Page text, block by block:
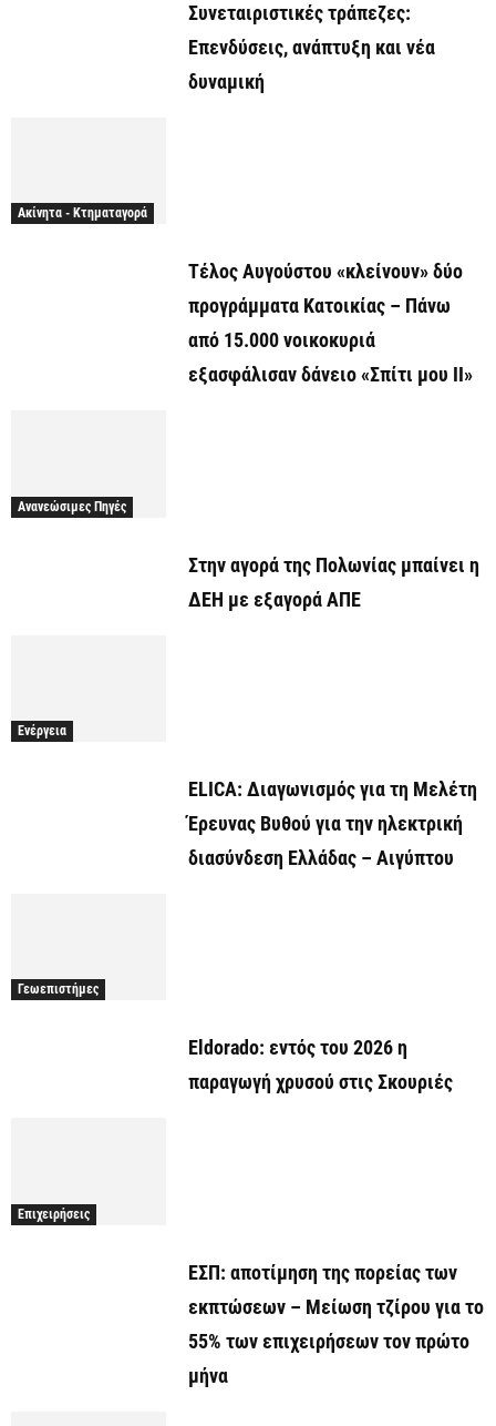
Συνεταιριστικές τράπεζες:
Επενδύσεις, ανάπτυξη και νέα
δυναμική
Ακίνητα - Κτηματαγορά
Τέλος Αυγούστου «κλείνουν» δύο
προγράμματα Κατοικίας – Πάνω
από 15.000 νοικοκυριά
εξασφάλισαν δάνειο «Σπίτι μου ΙΙ»
Ανανεώσιμες Πηγές
Στην αγορά της Πολωνίας μπαίνει η
ΔΕΗ με εξαγορά ΑΠΕ
Ενέργεια
ELICA: Διαγωνισμός για τη Μελέτη
Έρευνας Βυθού για την ηλεκτρική
διασύνδεση Ελλάδας – Αιγύπτου
Γεωεπιστήμες
Eldorado: εντός του 2026 η
παραγωγή χρυσού στις Σκουριές
Επιχειρήσεις
ΕΣΠ: αποτίμηση της πορείας των
εκπτώσεων – Μείωση τζίρου για το
55% των επιχειρήσεων τον πρώτο
μήνα